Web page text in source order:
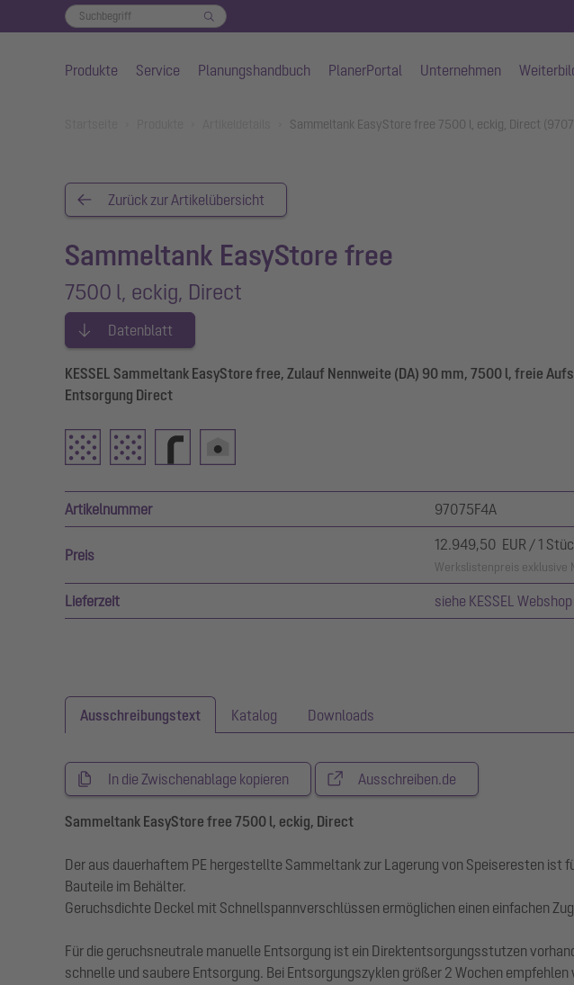
Produkte Service Planungshandbuch PlanerPortal Unternehmen
Sammeltank EasyStore free 7500 l, eckig, Direct
Zurück zur Artikelübersicht
Sammeltank EasyStore free
7500 l, eckig, Direct
Datenblatt
KESSEL Sammeltank EasyStore free, Zulauf Nennweite (DA) 90 mm, 7500 l, freie
Entsorgung Direct
Artikelnummer 97075F4A
Preis
12.949,50 EUR / 1
Werkslistenpreis exklusive
Lieferzeit siehe KESSEL Webshop
Ausschreibungstext Katalog Downloads
In die Zwischenablage kopieren Ausschreiben.de
Sammeltank EasyStore free 7500 l, eckig, Direct
Der aus dauerhaftem PE hergestellte Sammeltank zur Lagerung von Speiseresten
Bauteile im Behälter.
Geruchsdichte Deckel mit Schnellspannverschlüssen ermöglichen einen einfachen
Für die geruchsneutrale manuelle Entsorgung ist ein Direktentsorgungsstutzen
schnelle und saubere Entsorgung. Bei Entsorgungszyklen größer 2 Wochen